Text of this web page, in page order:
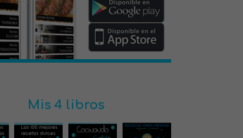
Mis 4 libros